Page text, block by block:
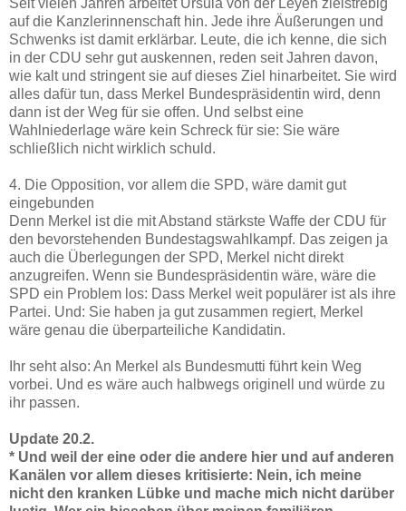
Seit vielen Jahren arbeitet Ursula von der Leyen zielstrebig
auf die Kanzlerinnenschaft hin. Jede ihre Äußerungen und
Schwenks ist damit erklärbar. Leute, die ich kenne, die sich
in der CDU sehr gut auskennen, reden seit Jahren davon,
wie kalt und stringent sie auf dieses Ziel hinarbeitet. Sie wird
alles dafür tun, dass Merkel Bundespräsidentin wird, denn
dann ist der Weg für sie offen. Und selbst eine
Wahlniederlage wäre kein Schreck für sie: Sie wäre
schließlich nicht wirklich schuld.
4. Die Opposition, vor allem die SPD, wäre damit gut
eingebunden
Denn Merkel ist die mit Abstand stärkste Waffe der CDU für
den bevorstehenden Bundestagswahlkampf. Das zeigen ja
auch die Überlegungen der SPD, Merkel nicht direkt
anzugreifen. Wenn sie Bundespräsidentin wäre, wäre die
SPD ein Problem los: Dass Merkel weit populärer ist als ihre
Partei. Und: Sie haben ja gut zusammen regiert, Merkel
wäre genau die überparteiliche Kandidatin.
Ihr seht also: An Merkel als Bundesmutti führt kein Weg
vorbei. Und es wäre auch halbwegs originell und würde zu
ihr passen.
Update 20.2.
* Und weil der eine oder die andere hier und auf anderen
Kanälen vor allem dieses kritisierte: Nein, ich meine
nicht den kranken Lübke und mache mich nicht darüber